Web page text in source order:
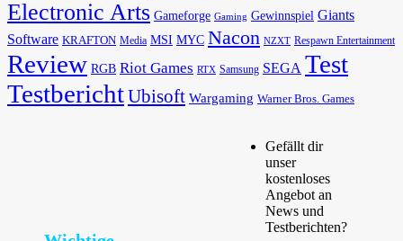
Electronic Arts Gameforge Gaming Gewinnspiel Giants
Software KRAFTON Media MSI MYC Nacon NZXT Respawn Entertainment
Review RGB Riot Games RTX Samsung SEGA Test
TestberichtUbisoft Wargaming Warner Bros. Games
Gefällt dir
unser
kostenloses
Angebot an
News und
Testberichten?